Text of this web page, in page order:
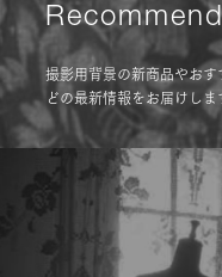
撮影用背景の新商品やお
どの最新情報をお届けしま